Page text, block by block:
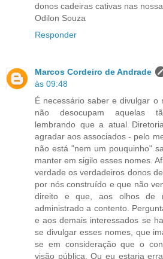
donos cadeiras cativas nas
Odilon Souza
Responder
Marcos Cordeiro de Andrade
às 09:48
É necessário saber e divulgar o
não desocupam aquelas
lembrando que a atual
agradar aos associados - pelo
não está "nem um pouquinho"
manter em sigilo esses nomes.
verdade os verdadeiros donos
por nós construído e que não
direito e que, aos olhos de
administrado a contento.
e aos demais interessados se
se divulgar esses nomes, que
se em consideração que o
visão pública. Ou eu estaria